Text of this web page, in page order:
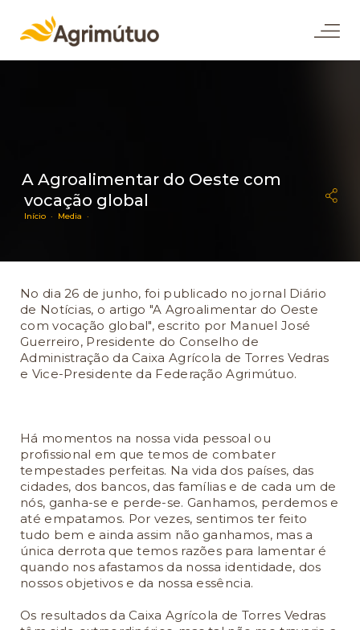
A Agroalimentar do Oeste com
vocação global
Início · Media ·
No dia 26 de junho, foi publicado no jornal Diário
de Notícias, o artigo "A Agroalimentar do Oeste
com vocação global", escrito por Manuel José
Guerreiro, Presidente do Conselho de
Administração da Caixa Agrícola de Torres Vedras
e Vice-Presidente da Federação Agrimútuo.
Há momentos na nossa vida pessoal ou
profissional em que temos de combater
tempestades perfeitas. Na vida dos países, das
cidades, dos bancos, das famílias e de cada um de
nós, ganha-se e perde-se. Ganhamos, perdemos e
até empatamos. Por vezes, sentimos ter feito
tudo bem e ainda assim não ganhamos, mas a
única derrota que temos razões para lamentar é
quando nos afastamos da nossa identidade, dos
nossos objetivos e da nossa essência.
Os resultados da Caixa Agrícola de Torres Vedras